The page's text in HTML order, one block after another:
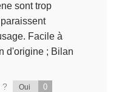
sont trop
Facile à
d'origine ; Bilan
? Oui 0